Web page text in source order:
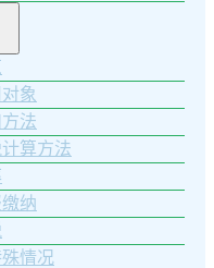
象
法
算方法
纳
情况